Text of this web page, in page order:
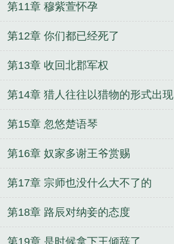
第11章 穆紫萱怀孕
第12章 你们都已经死了
第13章 收回北郡军权
第14章 猎人往往以猎物的形式出现
第15章 忽悠楚语琴
第16章 奴家多谢王爷赏赐
第17章 宗师也没什么大不了的
第18章 路辰对纳妾的态度